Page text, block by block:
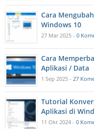
Cara
Windows 10
27 Mar 2025 - 0
Cara
Aplikasi / Data
1 Sep 2025 - 27
Tutorial
Aplikasi di
11 Okt 2024 - 0